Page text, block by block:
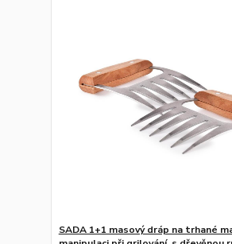
SADA 1+1 masový dráp na trhané